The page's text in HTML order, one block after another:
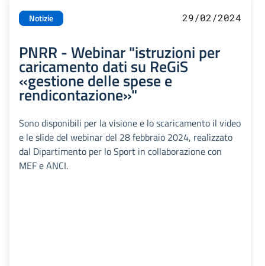
Notizie 29/02/2024
PNRR - Webinar "istruzioni per
caricamento dati su ReGiS
«gestione delle spese e
rendicontazione»"
Sono disponibili per la visione e lo scaricamento il video
e le slide del webinar del 28 febbraio 2024, realizzato
dal Dipartimento per lo Sport in collaborazione con
MEF e ANCI.